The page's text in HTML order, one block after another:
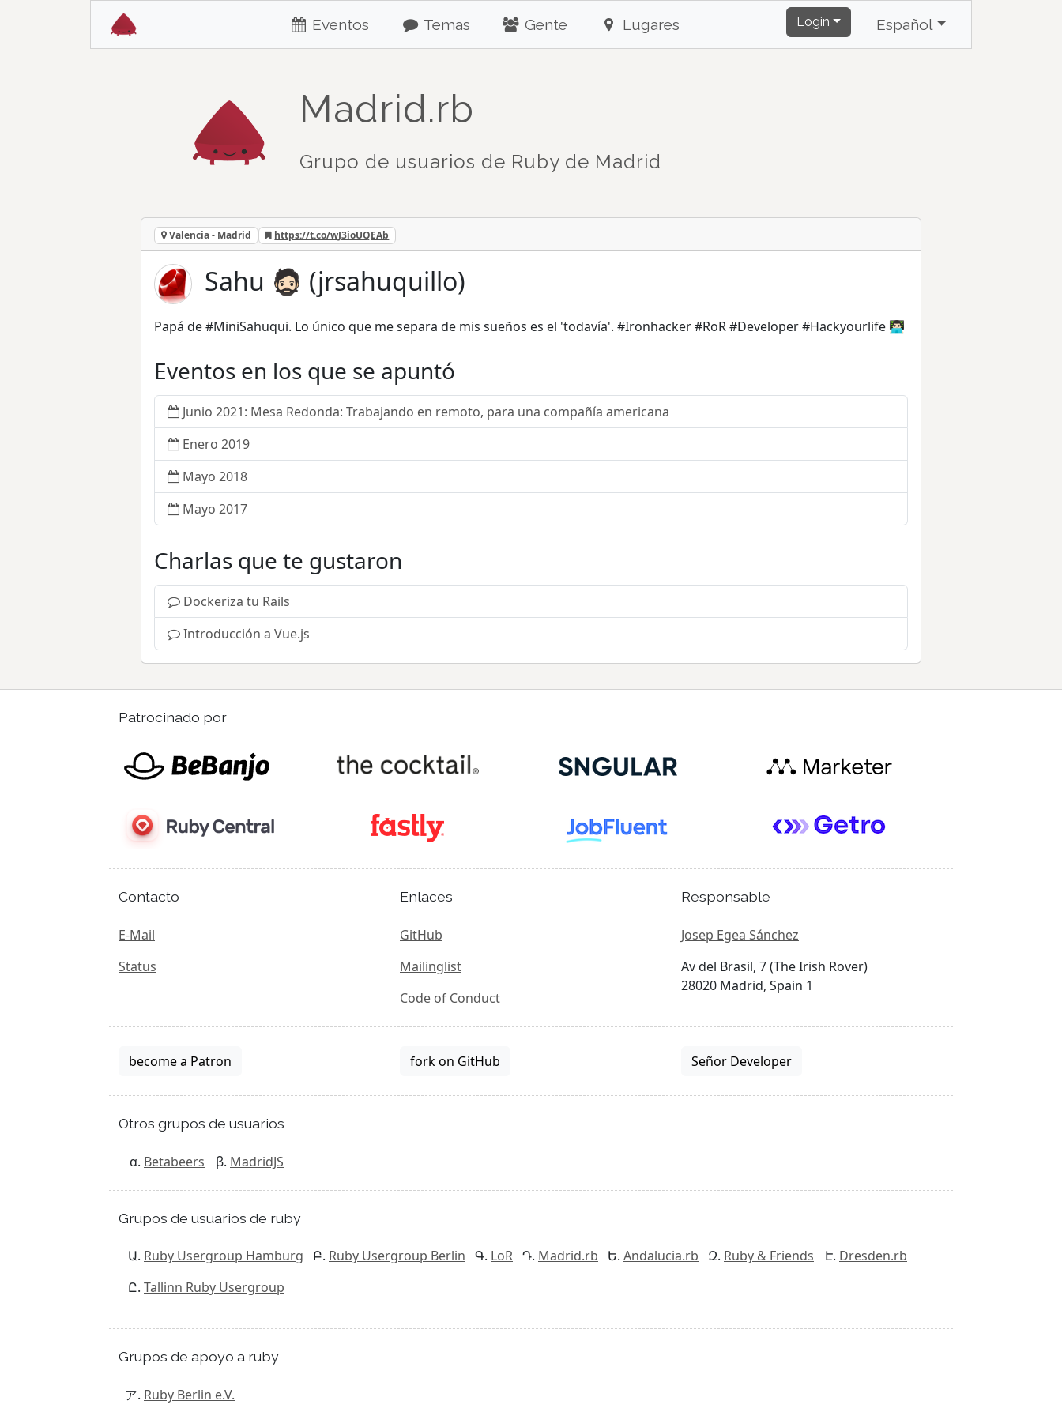
Eventos Temas Gente Lugares Login Español
Madrid.rb
Grupo de usuarios de Ruby de Madrid
Valencia - Madrid https://t.co/wJ3ioUQEAb
Sahu 🧔🏻 (jrsahuquillo)
Papá de #MiniSahuqui. Lo único que me separa de mis sueños es el 'todavía'. #Ironhacker #RoR #Developer #Hackyourlife 👨🏻‍💻
Eventos en los que se apuntó
Junio 2021: Mesa Redonda: Trabajando en remoto, para una compañía americana
Enero 2019
Mayo 2018
Mayo 2017
Charlas que te gustaron
Dockeriza tu Rails
Introducción a Vue.js
Patrocinado por
Contacto
E-Mail
Status
Enlaces
GitHub
Mailinglist
Code of Conduct
Responsable
Josep Egea Sánchez
Av del Brasil, 7 (The Irish Rover)
28020 Madrid, Spain 1
become a Patron fork on GitHub Señor Developer
Otros grupos de usuarios
Betabeers MadridJS
Grupos de usuarios de ruby
Ruby Usergroup Hamburg Ruby Usergroup Berlin LoR Madrid.rb Andalucia.rb Ruby & Friends
Dresden.rb
Tallinn Ruby Usergroup
Grupos de apoyo a ruby
Ruby Berlin e.V.